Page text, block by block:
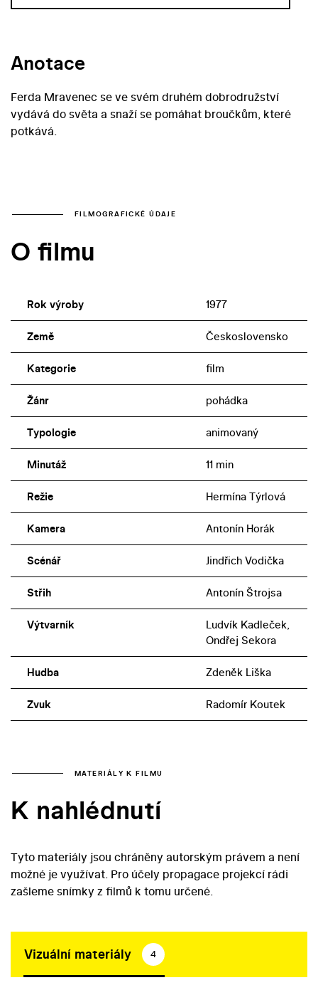
Anotace
Ferda Mravenec se ve svém druhém dobrodružství
vydává do světa a snaží se pomáhat broučkům, které
potkává.
FILMOGRAFICKÉ ÚDAJE
O filmu
Rok výroby 1977
Země Československo
Kategorie film
Žánr pohádka
Typologie animovaný
Minutáž 11 min
Režie Hermína Týrlová
Kamera Antonín Horák
Scénář Jindřich Vodička
Střih Antonín Štrojsa
Výtvarník
Ludvík Kadleček,
Ondřej Sekora
Hudba Zdeněk Liška
Zvuk Radomír Koutek
MATERIÁLY K FILMU
K nahlédnutí
Tyto materiály jsou chráněny autorským právem a není
možné je využívat. Pro účely propagace projekcí rádi
zašleme snímky z filmů k tomu určené.
Vizuální materiály 4